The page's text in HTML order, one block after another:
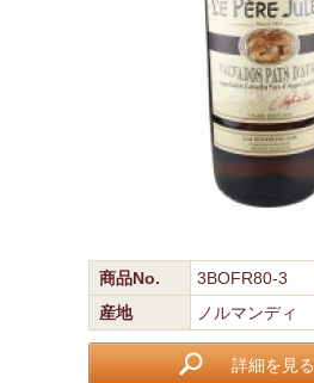
商品No. 3BOFR80-3
産地
ノルマンディ
詳細を見る